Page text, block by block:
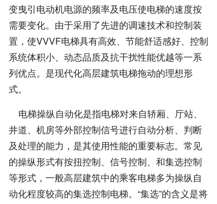
变曳引电动机电源的频率及电压使电梯的速度按
需要变化。由于采用了先进的调速技术和控制装
置，使VVVF电梯具有高效、节能舒适感好、控制
系统体积小、动态品质及抗干扰性能优越等一系
列优点。是现代化高层建筑电梯拖动的理想形
式。
电梯操纵自动化是指电梯对来自轿厢、厅站、
井道、机房等外部控制信号进行自动分析、判断
及处理的能力，是其使用性能的重要标志。常见
的操纵形式有按扭控制、信号控制、和集选控制
等形式，一般高层建筑中的乘客电梯多为操纵自
动化程度较高的集选控制电梯。“集选”的含义是将